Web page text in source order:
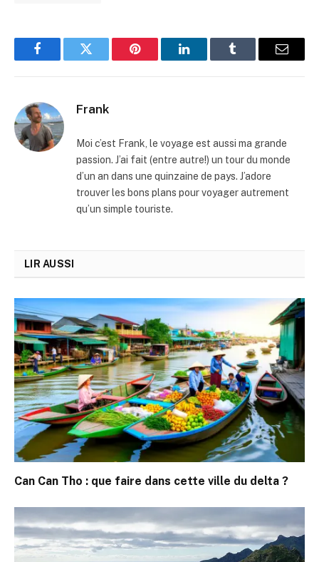
FacebookTwitter Pinterest LinkedInTumblr Email
Frank
Moi c’est Frank, le voyage est aussi ma grande
passion. J’ai fait (entre autre!) un tour du monde
d’un an dans une quinzaine de pays. J’adore
trouver les bons plans pour voyager autrement
qu’un simple touriste.
LIR AUSSI
Can Can Tho : que faire dans cette ville du delta ?